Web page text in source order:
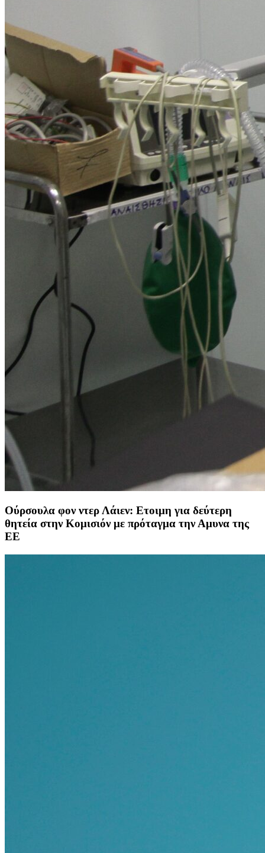
Ούρσουλα φον ντερ Λάιεν: Ετοιμη για δεύτερη
θητεία στην Κομισιόν με πρόταγμα την Αμυνα της
ΕΕ